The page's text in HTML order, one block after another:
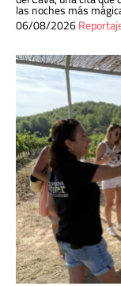
las noches más
06/08/2026